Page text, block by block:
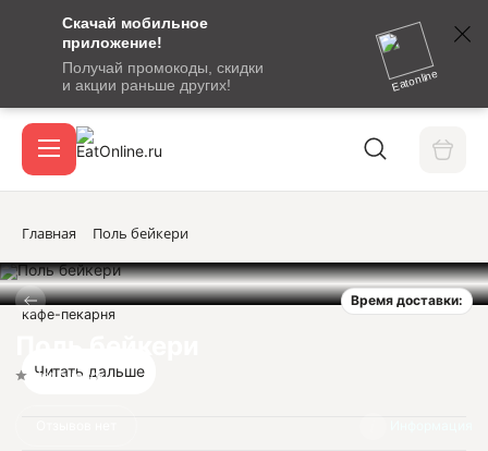
Скачай мобильное
приложение!
Получай промокоды, скидки
и акции раньше других!
Eatonline
сообщение
кодом
подтверждения
Вход / регистрация
Акции
Главная Поль бейкери
Время доставки:
Нет оценок
кафе-пекарня
Читать дальше